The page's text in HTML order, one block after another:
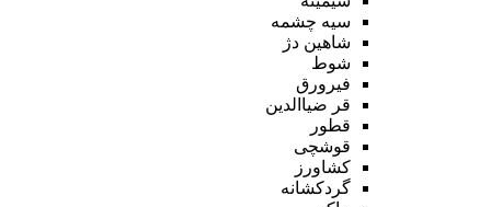
سیه چشمه
شاهین دژ
شوط
فیرورق
قر ضیاالدین
قطور
قوشچی
کشاورز
گردکشانه